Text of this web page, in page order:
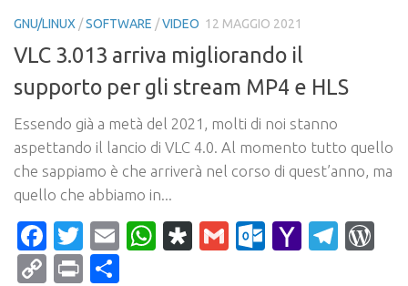
GNU/LINUX /SOFTWARE /VIDEO 12 MAGGIO 2021
VLC 3.013 arriva migliorando il
supporto per gli stream MP4 e HLS
Essendo già a metà del 2021, molti di noi stanno
aspettando il lancio di VLC 4.0. Al momento tutto quello
che sappiamo è che arriverà nel corso di quest’anno, ma
quello che abbiamo in...
Facebook
Twitter
EmailWhatsApp
Diaspora
Gmail Yahoo
CopyPrint